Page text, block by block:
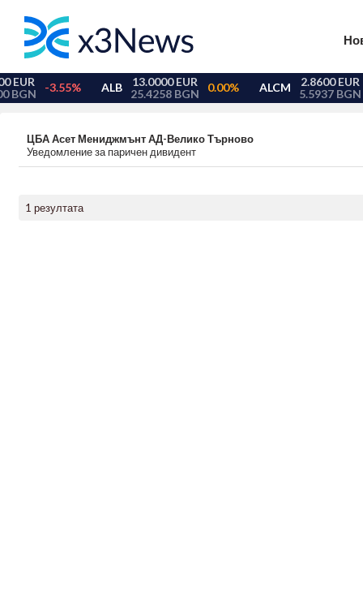
ЦБА Асет Мениджмънт АД-Велико Търново
Уведомление за паричен дивидент
1 резултата